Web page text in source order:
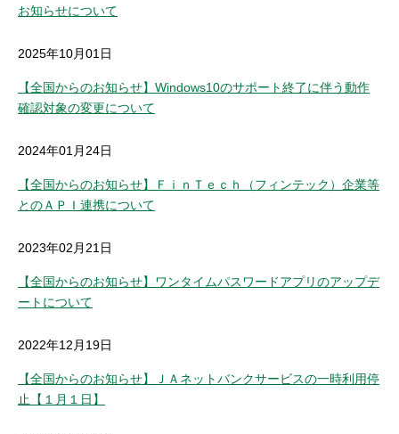
困った時は
お知らせについて
2025年10月01日
【全国からのお知らせ】Windows10のサポート終了に伴う動作
確認対象の変更について
2024年01月24日
【全国からのお知らせ】ＦｉｎＴｅｃｈ（フィンテック）企業等
とのＡＰＩ連携について
2023年02月21日
【全国からのお知らせ】ワンタイムパスワードアプリのアップデ
ートについて
2022年12月19日
【全国からのお知らせ】ＪＡネットバンクサービスの一時利用停
止【１月１日】